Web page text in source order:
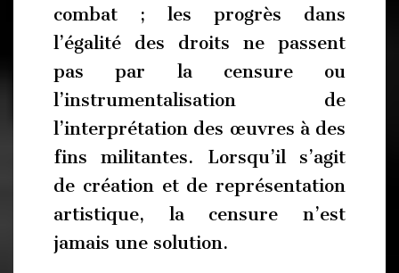
combat ; les progrès dans
l’égalité des droits ne passent
pas par la censure ou
l’instrumentalisation de
l’interprétation des œuvres à des
fins militantes. Lorsqu’il s’agit
de création et de représentation
artistique, la censure n’est
jamais une solution.